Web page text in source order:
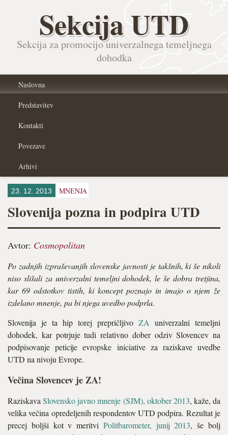
Sekcija UTD
Sekcija za promocijo univerzalnega temeljnega
dohodka
Naslovna
Predstavitev
Kontakti
Povezave
Arhivi
23. 12. 2013 MNENJA
Slovenija pozna in podpira UTD
Avtor: Cosmopolitan
Po zadnjih izpraševanjih slovenske javnosti je takšnih, ki še nikoli
niso slišali za univerzalni temeljni dohodek, le še dobra tretjina,
kar 69 odstotkov tistih, ki koncept poznajo in imajo o njem že
izdelano mnenje, pa bi njega uvedbo podprla.
Slovenija je ta hip torej prepričljivo ZA univerzalni temeljni
dohodek, kar potrjuje tudi relativno dober odziv Slovencev na
podpisovanje peticije evropske iniciative za raziskave uvedbe
UTD na nivoju Evrope.
Večina Slovencev je ZA!
RaziskavaSlovensko javno mnenje (SJM), oktober 2013, kaže, da
velika večina opredeljenih respondentov UTD podpira. Rezultat je
precej boljši kot v meritvi Politbarometer, junij 2013, še bolj